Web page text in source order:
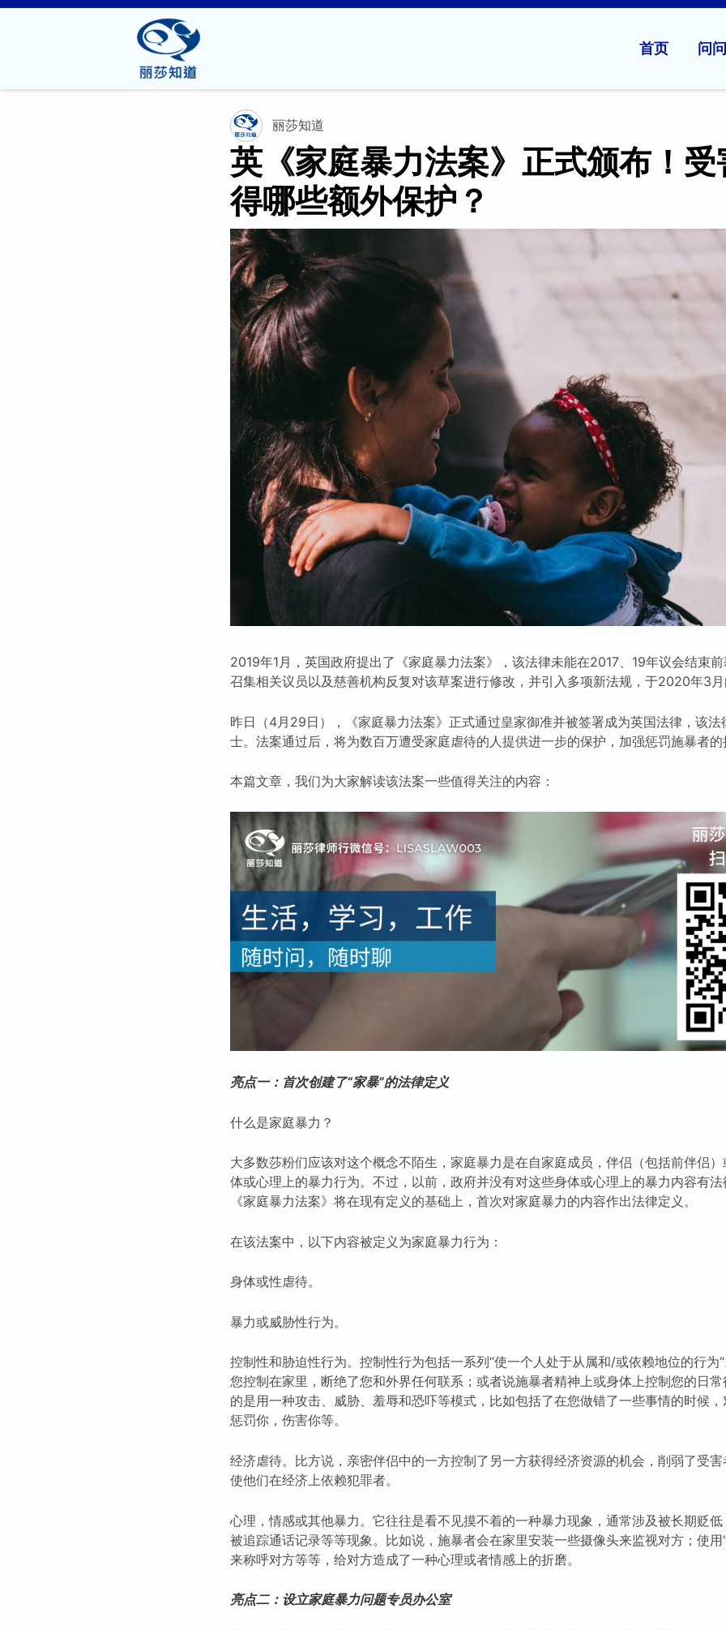
首页 问
丽莎知道
英《家庭暴力法案》正式颁布！
得哪些额外保护？
2019年1月，英国政府提出了《家庭暴力法案》，该法律未能在2017、19年议会结束
召集相关议员以及慈善机构反复对该草案进行修改，并引入多项新法规，于2020年3
昨日（4月29日），《家庭暴力法案》正式通过皇家御准并被签署成为英国法律，该
士。法案通过后，将为数百万遭受家庭虐待的人提供进一步的保护，加强惩罚施暴者
本篇文章，我们为大家解读该法案一些值得关注的内容：
亮点一：首次创建了“家暴”的法律定义
什么是家庭暴力？
大多数莎粉们应该对这个概念不陌生，家庭暴力是在自家庭成员，伴侣（包括前伴侣
体或心理上的暴力行为。不过，以前，政府并没有对这些身体或心理上的暴力内容有
《家庭暴力法案》将在现有定义的基础上，首次对家庭暴力的内容作出法律定义。
在该法案中，以下内容被定义为家庭暴力行为：
身体或性虐待。
暴力或威胁性行为。
控制性和胁迫性行为。控制性行为包括一系列“使一个人处于从属和/或依赖地位的行为
您控制在家里，断绝了您和外界任何联系；或者说施暴者精神上或身体上控制您的日
的是用一种攻击、威胁、羞辱和恐吓等模式，比如包括了在您做错了一些事情的时候
惩罚你，伤害你等。
经济虐待。比方说，亲密伴侣中的一方控制了另一方获得经济资源的机会，削弱了受
使他们在经济上依赖犯罪者。
心理，情感或其他暴力。它往往是看不见摸不着的一种暴力现象，通常涉及被长期贬
被追踪通话记录等等现象。比如说，施暴者会在家里安装一些摄像头来监视对方；使用
来称呼对方等等，给对方造成了一种心理或者情感上的折磨。
亮点二：设立家庭暴力问题专员办公室